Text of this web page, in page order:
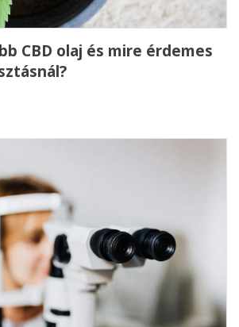
CBD olaj és mire érdemes